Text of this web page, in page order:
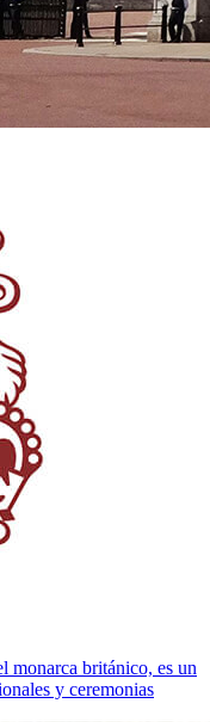
monarca británico, es un
y ceremonias